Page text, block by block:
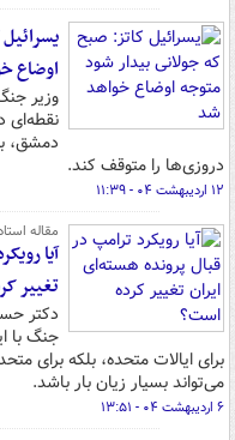
اوضاع
وزیر
نقطه‌ای
دمشق،
دروزی‌ها را متوقف کند.
۱۲ اردیبهشت ۰۴ - ۱۱:۳۹
مقاله
آیا
تغییر
دکتر
جنگ با
برای ایالات متحده، بلکه برای
می‌تواند بسیار زیان بار باشد.
۶ اردیبهشت ۰۴ - ۱۳:۵۱